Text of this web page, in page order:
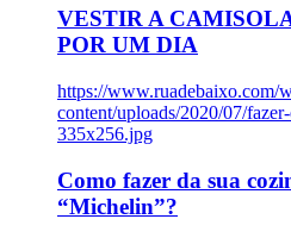
VESTIR A
POR UM DIA
https://www.ruadebaixo.com/
content/uploads/2020/07/
335x256.jpg
Como fazer da sua
“Michelin”?